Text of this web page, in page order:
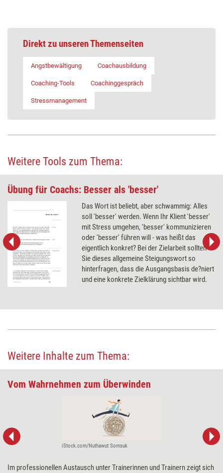
Direkt zu unseren Themenseiten
Angstbewältigung Coachausbildung
Coaching-Tools Coachinggespräch
Stressmanagement
Weitere Tools zum Thema:
Übung für Coachs: Besser als 'besser'
Das Wort ist beliebt, aber schwammig: Alles
soll 'besser' werden. Wenn Ihr Klient 'besser'
mit Stress umgehen, 'besser' kommunizieren
oder 'besser' führen will - was heißt das
eigentlich konkret? Bei der Zielarbeit sollten
Sie dieses allgemeine Steigungswort so
hinterfragen, dass die Ausgangsbasis de?niert
und eine konkrete Zielklärung sichtbar wird.
Weitere Inhalte zum Thema:
Vom Wahrnehmen zum Überwinden
iStock.com/Nuthawut Somsuk
Im professionellen Austausch unter Trainerinnen und Trainern zeigt sich